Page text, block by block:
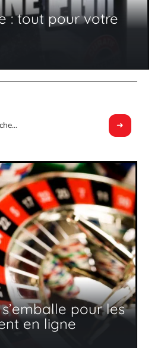
: tout pour votre
pour les
en ligne